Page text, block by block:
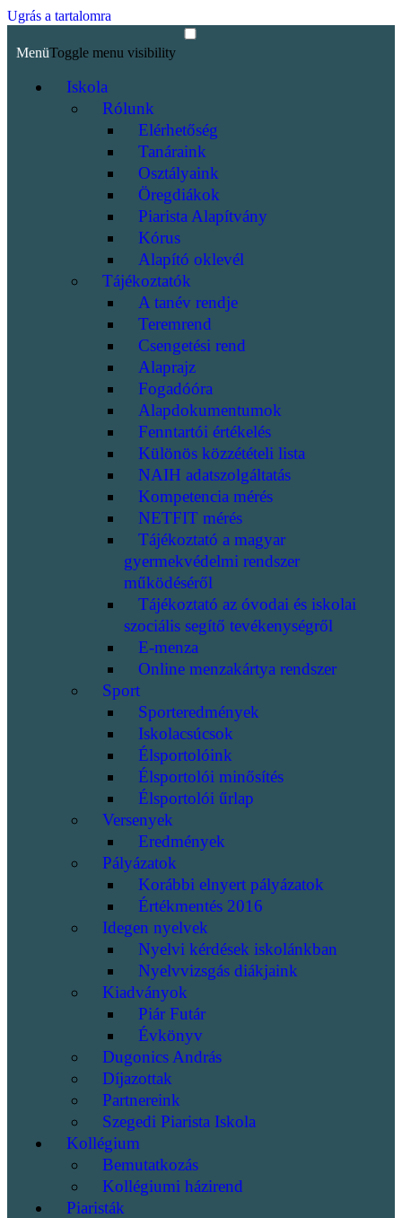
Ugrás a tartalomra
MenüToggle menu visibility
Iskola
Rólunk
Elérhetőség
Tanáraink
Osztályaink
Öregdiákok
Piarista Alapítvány
Kórus
Alapító oklevél
Tájékoztatók
A tanév rendje
Teremrend
Csengetési rend
Alaprajz
Fogadóóra
Alapdokumentumok
Fenntartói értékelés
Különös közzétételi lista
NAIH adatszolgáltatás
Kompetencia mérés
NETFIT mérés
Tájékoztató a magyar
gyermekvédelmi rendszer
működéséről
Tájékoztató az óvodai és iskolai
szociális segítő tevékenységről
E-menza
Online menzakártya rendszer
Sport
Sporteredmények
Iskolacsúcsok
Élsportolóink
Élsportolói minősítés
Élsportolói űrlap
Versenyek
Eredmények
Pályázatok
Korábbi elnyert pályázatok
Értékmentés 2016
Idegen nyelvek
Nyelvi kérdések iskolánkban
Nyelvvizsgás diákjaink
Kiadványok
Piár Futár
Évkönyv
Dugonics András
Díjazottak
Partnereink
Szegedi Piarista Iskola
Kollégium
Bemutatkozás
Kollégiumi házirend
Piaristák